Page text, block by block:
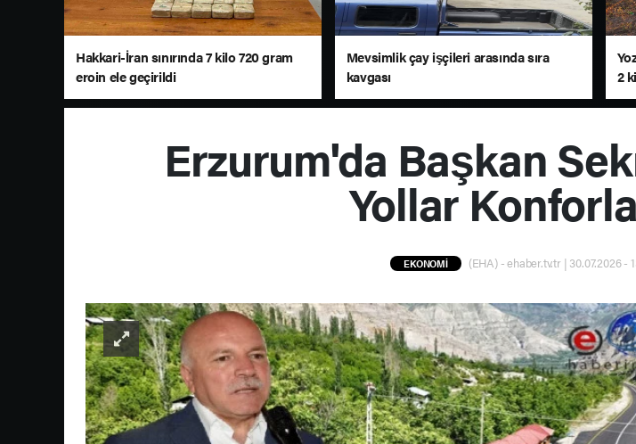
Hakkari-İran sınırında 7 kilo 720 gram
eroin ele geçirildi
Mevsimlik çay işçileri arasında sıra
kavgası
2
Erzurum'da Başkan
Yollar
EKONOMİ (EHA) - ehaber.tv.tr | 30.07.2026 -